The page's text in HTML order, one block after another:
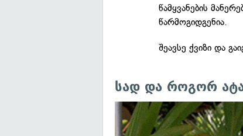
წამყვანების
წარმოგიდგენია.
შეავსე ქვიზი და
სად და როგორ